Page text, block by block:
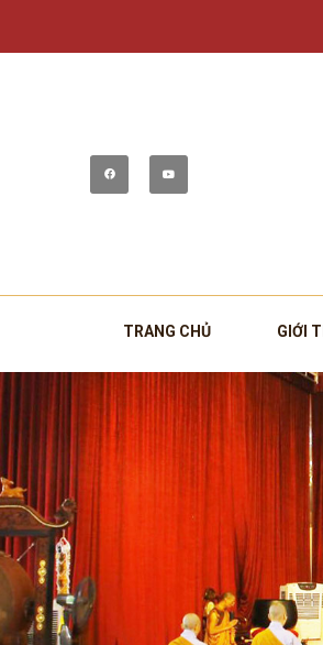
TRANG CHỦ GIỚI